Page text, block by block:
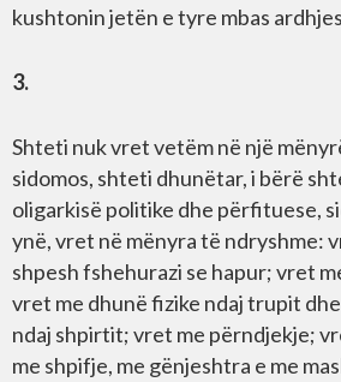
kushtonin jetën e tyre mbas
3.
Shteti nuk vret vetëm në një
sidomos, shteti dhunëtar, i bërë
oligarkisë politike dhe përfituese,
ynë, vret në mënyra të ndryshme:
shpesh fshehurazi se hapur; vret
vret me dhunë fizike ndaj trupit
ndaj shpirtit; vret me përndjekje;
me shpifje, me gënjeshtra e me